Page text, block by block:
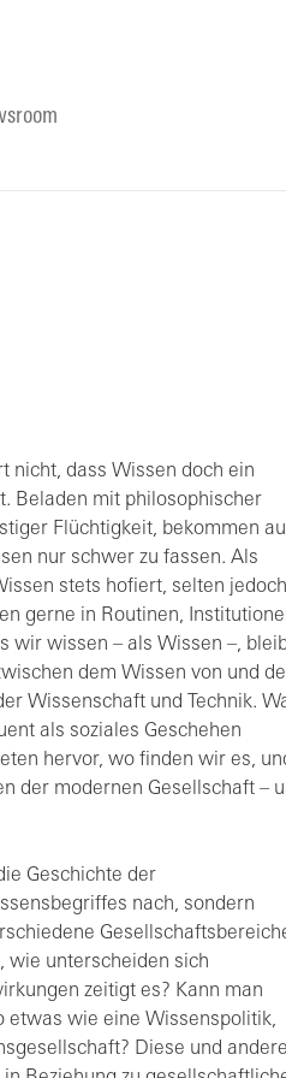
nicht, dass Wissen doch ein
Beladen mit philosophischer
Flüchtigkeit, bekommen
nur schwer zu fassen. Als
stets hofiert, selten jedoch
gerne in Routinen,
wir wissen – als Wissen –,
dem Wissen von und
Wissenschaft und Technik.
als soziales Geschehen
hervor, wo finden wir es,
der modernen Gesellschaft –
Geschichte der
nach, sondern
wie unterscheiden sich
zeitigt es? Kann man
etwas wie eine Wissenspolitik,
Diese und andere